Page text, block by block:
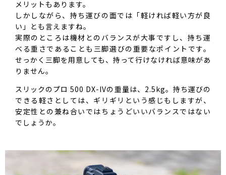
メリットもあります。
しかしながら、持ち運びの面では「軽ければ軽い方が良
い」とも言えますね。
実際のところは機材とのバランスが大事ですし、持ち運
べる重さであることも三脚選びの重要なポイントです。
せっかく三脚を用意しても、持って行けなければ意味があ
りません。
スリックのプロ 500 DX-IVの重量は、2.5kg。持ち運びの
できる軽さとしては、ギリギリという感じもしますが、
安定性との兼ね合いではちょうどいいバランスではない
でしょうか。